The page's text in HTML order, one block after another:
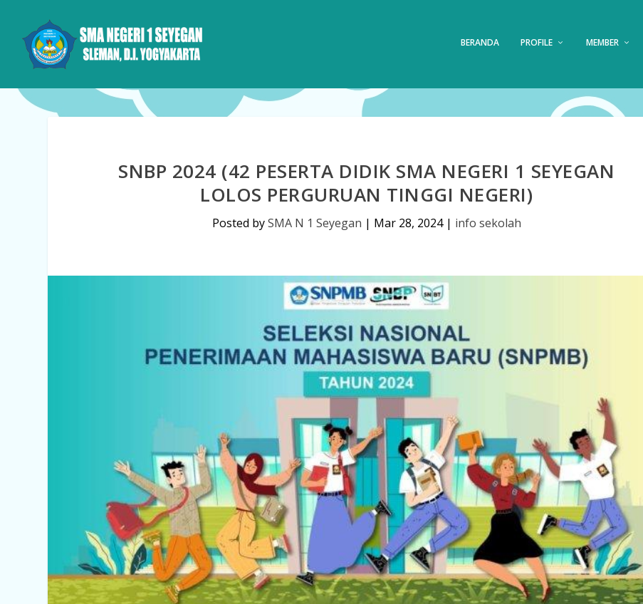
BERANDA PROFILE MEMBER
SNBP 2024 (42 PESERTA DIDIK SMA NEGERI 1 SEYEGAN
LOLOS PERGURUAN TINGGI NEGERI)
Posted bySMA N 1 Seyegan | Mar 28, 2024| info sekolah